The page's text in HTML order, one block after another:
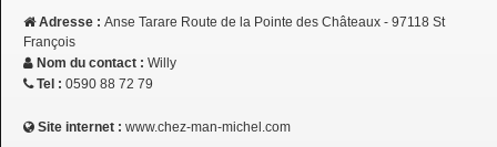
Adresse : Anse Tarare Route de la Pointe des Châteaux - 97118 St
François
Nom du contact : Willy
Tel : 0590 88 72 79
Site internet : www.chez-man-michel.com